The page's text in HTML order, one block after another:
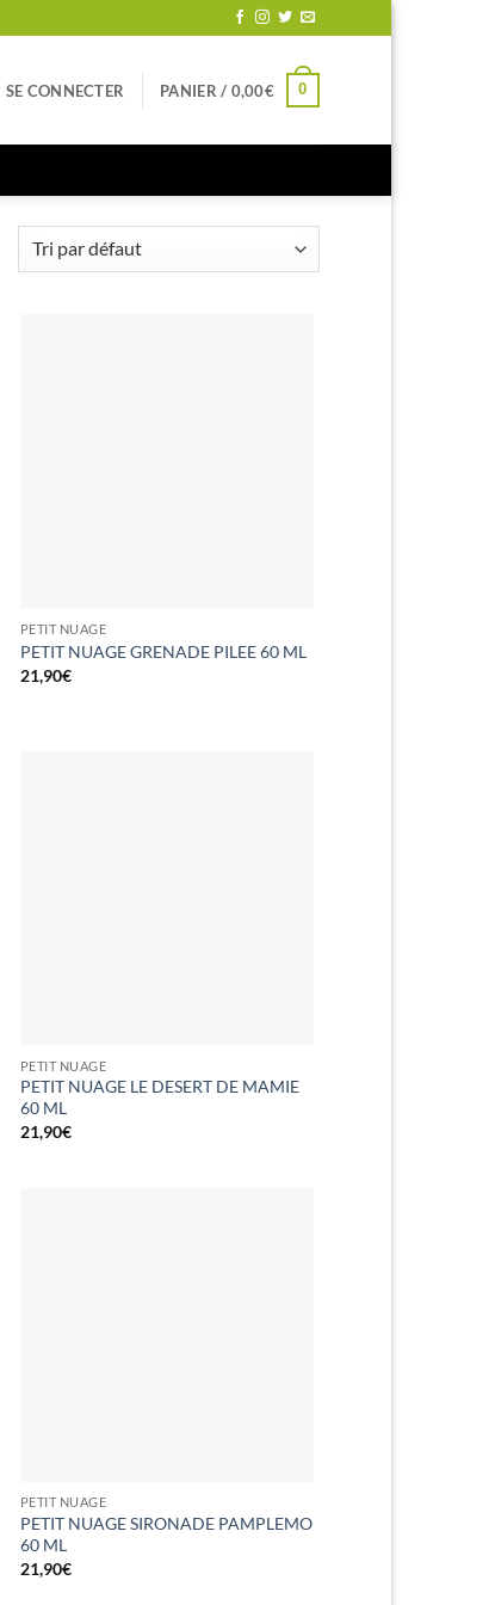
SE CONNECTER PANIER / 0,00€ 0
PETIT NUAGE
PETIT NUAGE GRENADE PILEE 60 ML
21,90€
PETIT NUAGE
PETIT NUAGE LE DESERT DE MAMIE
60 ML
21,90€
PETIT NUAGE
PETIT NUAGE SIRONADE PAMPLEMO
60 ML
21,90€